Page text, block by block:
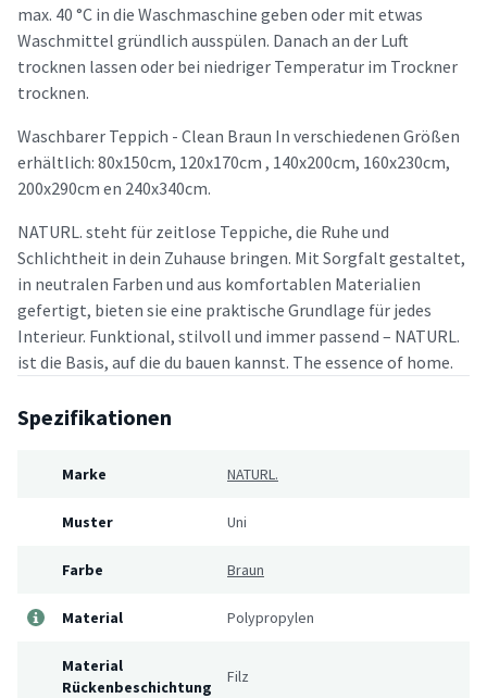
max. 40 °C in die Waschmaschine geben oder mit etwas
Waschmittel gründlich ausspülen. Danach an der Luft
trocknen lassen oder bei niedriger Temperatur im Trockner
trocknen.
Waschbarer Teppich - Clean Braun In verschiedenen Größen
erhältlich: 80x150cm, 120x170cm , 140x200cm, 160x230cm,
200x290cm en 240x340cm.
NATURL. steht für zeitlose Teppiche, die Ruhe und
Schlichtheit in dein Zuhause bringen. Mit Sorgfalt gestaltet,
in neutralen Farben und aus komfortablen Materialien
gefertigt, bieten sie eine praktische Grundlage für jedes
Interieur. Funktional, stilvoll und immer passend – NATURL.
ist die Basis, auf die du bauen kannst. The essence of home.
Spezifikationen
Marke NATURL.
Muster Uni
Farbe Braun
Material Polypropylen
Material
Rückenbeschichtung
Filz